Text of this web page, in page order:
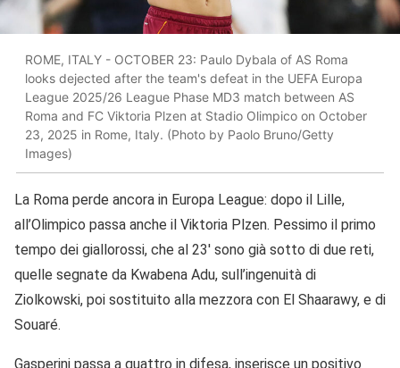
ROME, ITALY - OCTOBER 23: Paulo Dybala of AS Roma
looks dejected after the team's defeat in the UEFA Europa
League 2025/26 League Phase MD3 match between AS
Roma and FC Viktoria Plzen at Stadio Olimpico on October
23, 2025 in Rome, Italy. (Photo by Paolo Bruno/Getty
Images)
La Roma perde ancora in Europa League: dopo il Lille,
all’Olimpico passa anche il Viktoria Plzen. Pessimo il primo
tempo dei giallorossi, che al 23′ sono già sotto di due reti,
quelle segnate da Kwabena Adu, sull’ingenuità di
Ziolkowski, poi sostituito alla mezzora con El Shaarawy, e di
Souaré.
Gasperini passa a quattro in difesa, inserisce un positivo